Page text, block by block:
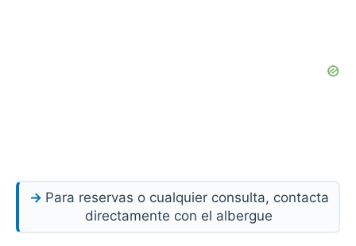
Para reservas o cualquier consulta, contacta
directamente con el albergue